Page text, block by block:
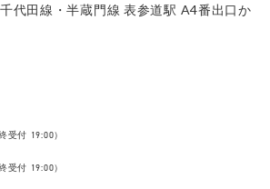
代田線・半蔵門線 表参道駅 A4番出口か
受付 19:00）
受付 19:00）